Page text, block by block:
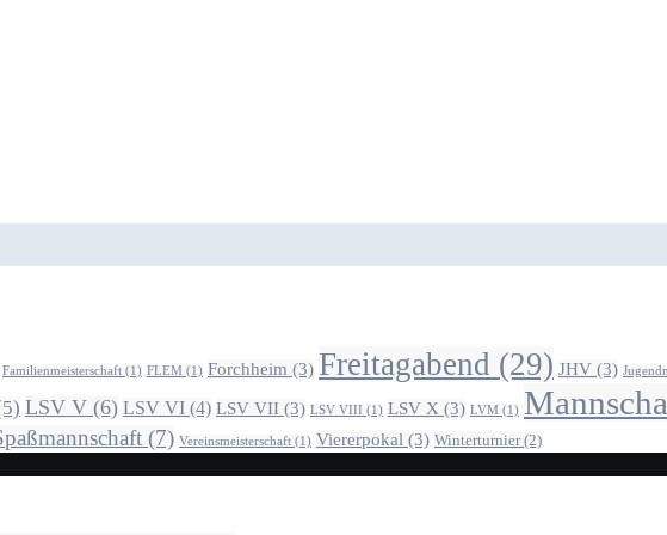
Familienmeisterschaft (1) FLEM (1) Forchheim (3) Freitagabend (29) JHV (3)
LSV V (6) LSV VI (4) LSV VII (3) LSV VIII (1) LSV X (3) LVM (1)
(7) Vereinsmeisterschaft (1) Viererpokal (3) Winterturnier(2)